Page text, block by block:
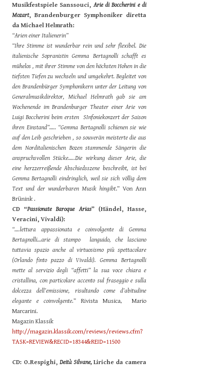
Musikfestspiele Sanssouci,Arie di Boccherini e di
Mozart, Brandenburger Symphoniker diretta
da Michael Helmrath:
“Arien einer Italienerin”
“Ihre Stimme ist wunderbar rein und sehr flexibel. Die
italienische Sopranistin Gemma Bertagnolli schafft es
mühelos , mit ihrer Stimme von den höchsten Hohen in die
tiefsten Tiefen zu wechseln und umgekehrt. Begleitet von
den Brandenbürger Symphonikern unter der Leitung von
Generalmusikdirektor, Michael Helmrath gab sie am
Wochenende im Brandenburger Theater einer Arie von
Luigi Boccherini beim ersten SInfoniekonzert der Saison
ihren Einstand”….. “Gemma Bertagnolli schienen sie wie
auf den Leib geschrieben , so souverän meisterte die aus
dem Norditalienischen Bozen stammende Sängerin die
anspruchsvollen Stücke…..Die wirkung dieser Arie, die
eine herzzerreißende Abschiedsszene beschreibt, ist bei
Gemma Bertagnolli eindringlich, weil sie sich völlig dem
Text und der wunderbaren Musik hingibt.” Von Ann
Brünink .
CD “Passionate Baroque Arias” (Händel, Hasse,
Veracini, Vivaldi):
“….lettura appassionata e coinvolgente di Gemma
Bertagnolli…arie di stampo languido, che lasciano
tuttavia spazio anche al virtuosismo più spettacolare
(Orlando finto pazzo di Vivaldi). Gemma Bertagnolli
mette al servizio degli “affetti” la sua voce chiara e
cristallina, con particolare accento sul fraseggio e sulla
dolcezza dell’emissione, risultando come d’abitudine
elegante e coinvolgente.” Rivista Musica, Mario
Marcarini.
Magazin Klassik
http://magazin.klassik.com/reviews/reviews.cfm?
TASK=REVIEW&RECID=18344&REID=11500
CD: O.Respighi, Deità Silvane,Liriche da camera